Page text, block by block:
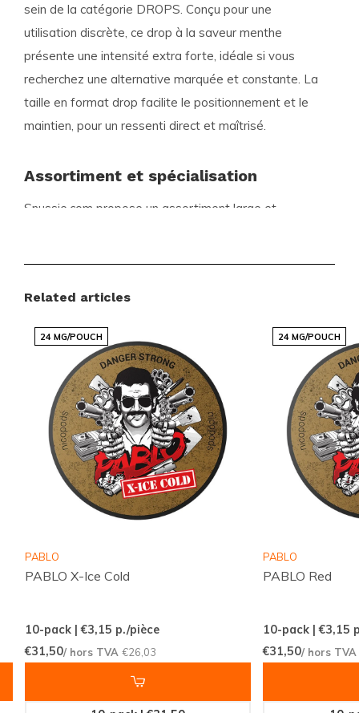
sein de la catégorie DROPS. Conçu pour une
utilisation discrète, ce drop à la saveur menthe
présente une intensité extra forte, idéale si vous
recherchez une alternative marquée et constante. La
taille en format drop facilite le positionnement et le
maintien, pour un ressenti direct et maîtrisé.
Assortiment et spécialisation
Snussie.com propose un assortiment large et
reconnus et des nouveautés tendances, présentés
de façon claire pour vous aider à choisir rapidement
ce qui vous convient. L’offre est régulièrement mise à
jour afin que les références populaires restent
disponibles.
Avantages pour les clients
Livraisons internationales rapides et fiables
Une sélection compétitive avec des marques
ajoutées
Service client disponible pour vous
accompagner
Snussie.com mise sur une gestion de stock réactive,
Related articles
24 MG/POUCH
PABLO
PABLO X-Ice Cold
10-pack | €3,15 p./pièce
€31,50/ hors TVA€26,03
24 MG/POUCH
PABLO
PABLO Red
10-pack | €3,15
€31,50/ hors